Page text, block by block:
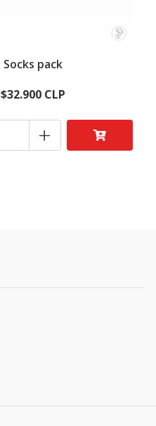
Socks pack
$32.900 CLP
+